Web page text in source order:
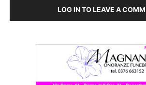
LOG IN TO LEAVE A